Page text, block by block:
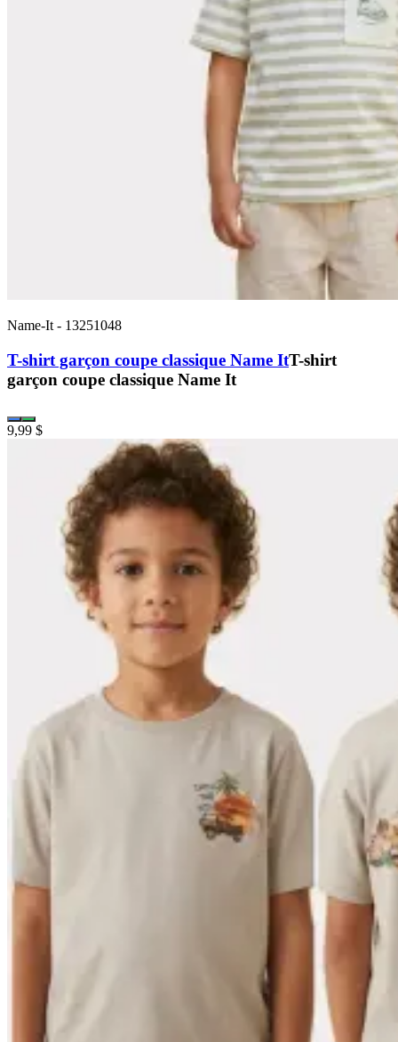
Name-It - 13251048
T-shirt garçon coupe classique Name ItT-shirt
garçon coupe classique Name It
9,99 $